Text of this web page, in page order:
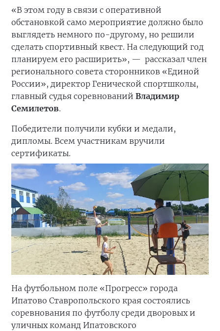
«В этом году в связи с оперативной
обстановкой само мероприятие должно было
выглядеть немного по-другому, но решили
сделать спортивный квест. На следующий год
планируем его расширить», — рассказал член
регионального совета сторонников «Единой
России», директор Генической спортшколы,
главный судья соревнований Владимир
Семилетов.
Победители получили кубки и медали,
дипломы. Всем участникам вручили
сертификаты.
На футбольном поле «Прогресс» города
Ипатово Ставропольского края состоялись
соревнования по футболу среди дворовых и
уличных команд Ипатовского